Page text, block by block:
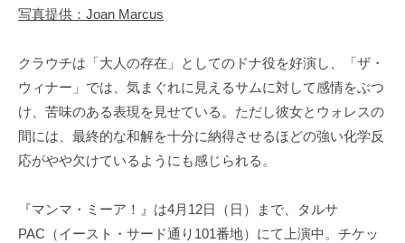
写真提供：Joan Marcus
クラウチは「大人の存在」としてのドナ役を好演し、「ザ・
ウィナー」では、気まぐれに見えるサムに対して感情をぶつ
け、苦味のある表現を見せている。ただし彼女とウォレスの
間には、最終的な和解を十分に納得させるほどの強い化学反
応がやや欠けているようにも感じられる。
『マンマ・ミーア！』は4月12日（日）まで、タルサ
PAC（イースト・サード通り101番地）にて上演中。チケッ